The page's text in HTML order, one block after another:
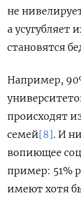
не
а усугубляет
становятся
Например,
происходят
семей[8]. И
вопиющее
пример: 51%
имеют хотя